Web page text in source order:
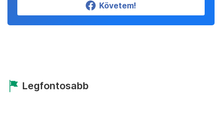
Követem!
Legfontosabb